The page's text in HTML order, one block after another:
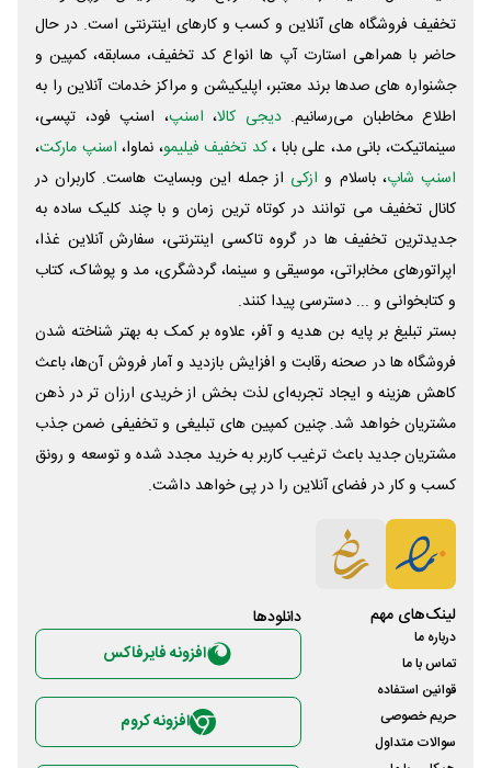
تخفیف فروشگاه های آنلاین و کسب و‌ کارهای اینترنتی است. در حال
حاضر با همراهی استارت آپ ها انواع کد تخفیف، مسابقه، کمپین و
جشنواره های صدها برند معتبر، اپلیکیشن و مراکز خدمات آنلاین را به
اطلاع مخاطبان می‌رسانیم. دیجی کالا، اسنپ، اسنپ فود، تپسی،
سینماتیکت، بانی مد، علی‌ بابا ،کد تخفیف فیلیمو، نماوا، اسنپ مارکت،
اسنپ شاپ، باسلام و ازکی از جمله این وبسایت ‌هاست. کاربران در
کانال تخفیف می توانند در کوتاه ترین زمان و با چند کلیک ساده به
جدیدترین تخفیف ها در گروه تاکسی اینترنتی، سفارش آنلاین غذا،
اپراتورهای مخابراتی، موسیقی و سینما، گردشگری، مد و پوشاک، کتاب
و کتابخوانی و ... دسترسی پیدا کنند.
بستر تبلیغ بر پایه بن هدیه و آفر، علاوه بر کمک به بهتر شناخته شدن
فروشگاه ها در صحنه رقابت و افزایش بازدید و آمار فروش آن‌ها، باعث
کاهش هزینه و ایجاد تجربه‌ای لذت بخش از خریدی ارزان تر در ذهن
مشتریان خواهد شد. چنین کمپین های تبلیغی و تخفیفی ضمن جذب
مشتریان جدید باعث ترغیب کاربر به خرید مجدد شده و توسعه و رونق
کسب و کار در فضای آنلاین را در پی خواهد داشت.
لینک‌های مهم
درباره ما
تماس با ما
قوانین استفاده
حریم خصوصی
سوالات متداول
دانلود‌ها
افزونه فایرفاکس
افزونه کروم